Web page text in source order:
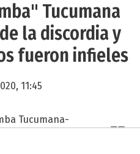
Tucumana
la discordia y
fueron infieles
11:45